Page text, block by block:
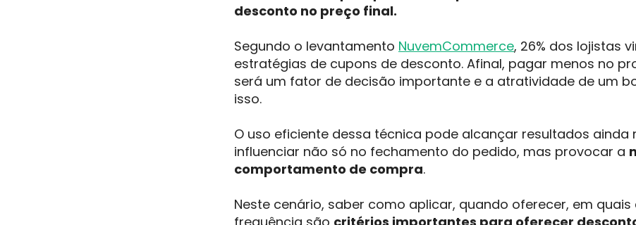
desconto no preço final.
Segundo o levantamento NuvemCommerce, 26% dos lojistas
estratégias de cupons de desconto. Afinal, pagar menos no
será um fator de decisão importante e a atratividade de um
isso.
O uso eficiente dessa técnica pode alcançar resultados ainda
influenciar não só no fechamento do pedido, mas provocar a
comportamento de compra.
Neste cenário, saber como aplicar, quando oferecer, em